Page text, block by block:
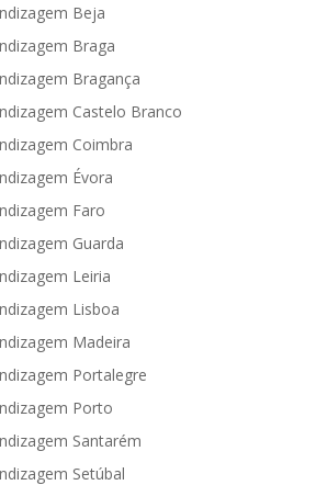
Beja
Braga
Bragança
Castelo Branco
Coimbra
Évora
Faro
Guarda
Leiria
Lisboa
Madeira
Portalegre
Porto
Santarém
Setúbal